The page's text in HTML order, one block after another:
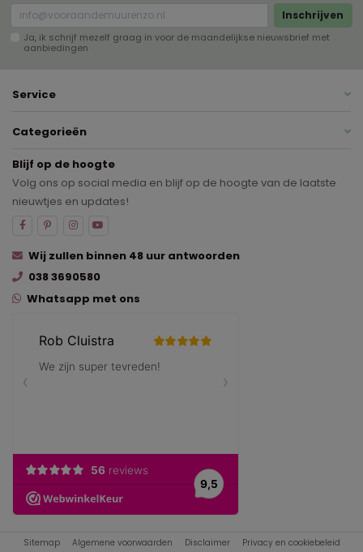
Inschrijven
Ja, ik schrijf mezelf graag in voor de maandelijkse nieuwsbrief met
aanbiedingen
Service
Categorieën
Blijf op de hoogte
Volg ons op social media en blijf op de hoogte van de laatste
nieuwtjes en updates!
Wij zullen binnen 48 uur antwoorden
038 3690580
Whatsapp met ons
Sitemap Algemene voorwaarden Disclaimer Privacy en cookiebeleid